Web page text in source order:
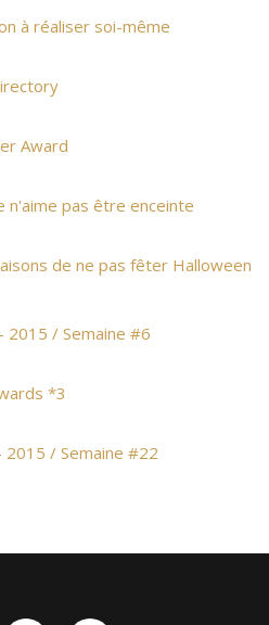
à réaliser soi-même
Award
n'aime pas être enceinte
de ne pas fêter Halloween
2015 / Semaine #6
*3
/ Semaine #22